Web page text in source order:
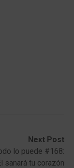
Next Post
lo puede #168:
sanará tu corazón